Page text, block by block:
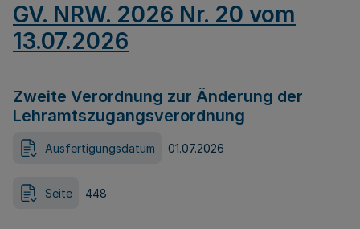
GV. NRW. 2026 Nr. 20 vom
13.07.2026
Zweite Verordnung zur Änderung der
Lehramtszugangsverordnung
Ausfertigungsdatum 01.07.2026
Seite 448